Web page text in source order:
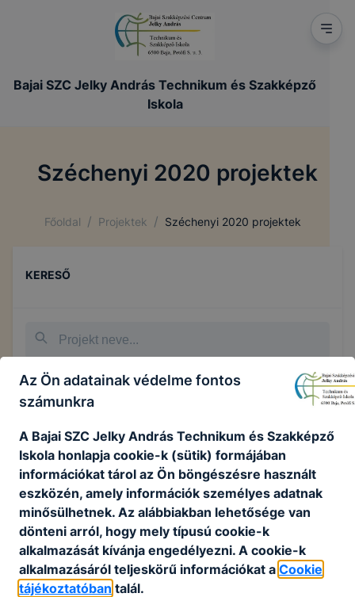
Bajai SZC Jelky András Technikum és Szakképző
Iskola
Széchenyi 2020 projektek
Főoldal / Projektek / Széchenyi 2020 projektek
KERESŐ
További projektjeink
Nincs találat
Az Ön adatainak védelme fontos
számunkra
A Bajai SZC Jelky András Technikum és Szakképző
Iskola honlapja cookie-k (sütik) formájában
információkat tárol az Ön böngészésre használt
eszközén, amely információk személyes adatnak
minősülhetnek. Az alábbiakban lehetősége van
dönteni arról, hogy mely típusú cookie-k
alkalmazását kívánja engedélyezni. A cookie-k
alkalmazásáról teljeskörű információkat a Cookie
tájékoztatóban talál.